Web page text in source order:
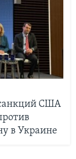
США
в Украине